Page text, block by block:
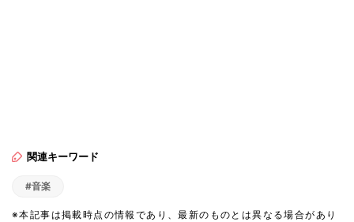
関連キーワード
#音楽
※本記事は掲載時点の情報であり、最新のものとは異なる場合があり